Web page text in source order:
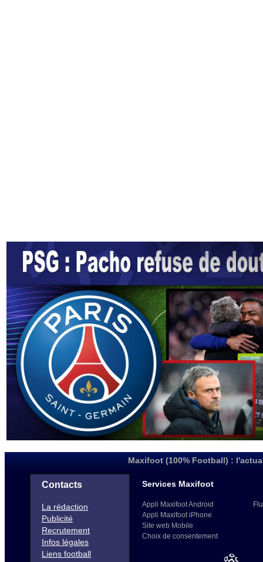
Maxifoot (100% Football) :
Contacts
La rédaction
Publicité
Recrutement
Infos légales
Liens football
Services Maxifoot
Appli Maxifoot Android
Appli Maxifoot iPhone
Site web Mobile
Choix de consentement